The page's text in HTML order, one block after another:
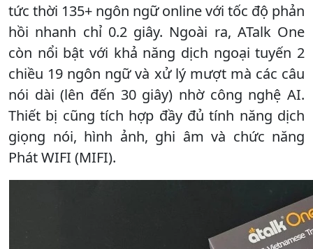
tức thời 135+ ngôn ngữ online với tốc độ phản
hồi nhanh chỉ 0.2 giây. Ngoài ra, ATalk One
còn nổi bật với khả năng dịch ngoại tuyến 2
chiều 19 ngôn ngữ và xử lý mượt mà các câu
nói dài (lên đến 30 giây) nhờ công nghệ AI.
Thiết bị cũng tích hợp đầy đủ tính năng dịch
giọng nói, hình ảnh, ghi âm và chức năng
Phát WIFI (MIFI).